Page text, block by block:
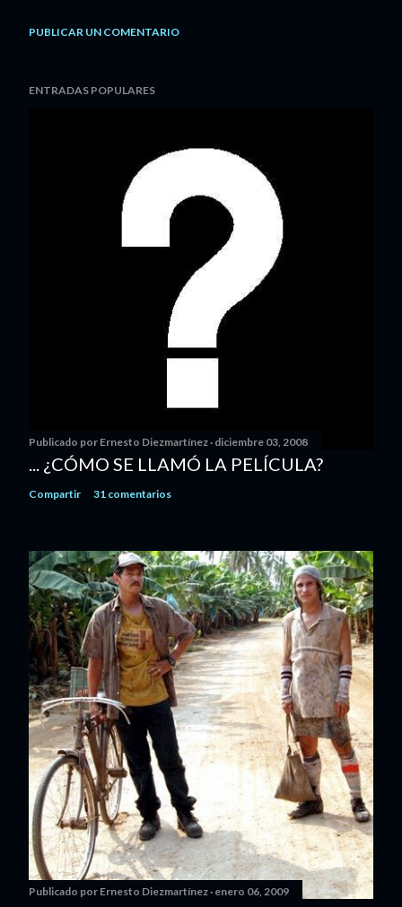
PUBLICAR UN COMENTARIO
ENTRADAS POPULARES
Publicado por Ernesto Diezmartínez diciembre 03, 2008
... ¿CÓMO SE LLAMÓ LA PELÍCULA?
Compartir 31 comentarios
Publicado por Ernesto Diezmartínez enero 06, 2009